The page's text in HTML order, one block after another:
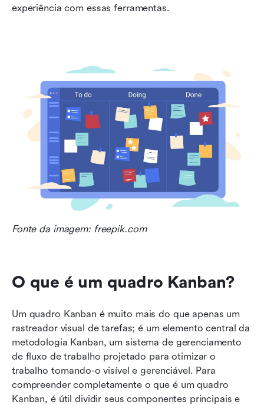
experiência com essas ferramentas.
Fonte da imagem: freepik.com
O que é um quadro Kanban?
Um quadro Kanban é muito mais do que apenas um
rastreador visual de tarefas; é um elemento central da
metodologia Kanban, um sistema de gerenciamento
de fluxo de trabalho projetado para otimizar o
trabalho tornando-o visível e gerenciável. Para
compreender completamente o que é um quadro
Kanban, é útil dividir seus componentes principais e
Perguntas frequentes
Leitura relacionada